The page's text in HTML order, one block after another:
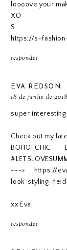
loooove your
XO
S
https://s-
responder
EVA REDSON
18 de junho de
super interesting
Check out my
BOHO-
---> https://
look-styling-
xx Eva
responder